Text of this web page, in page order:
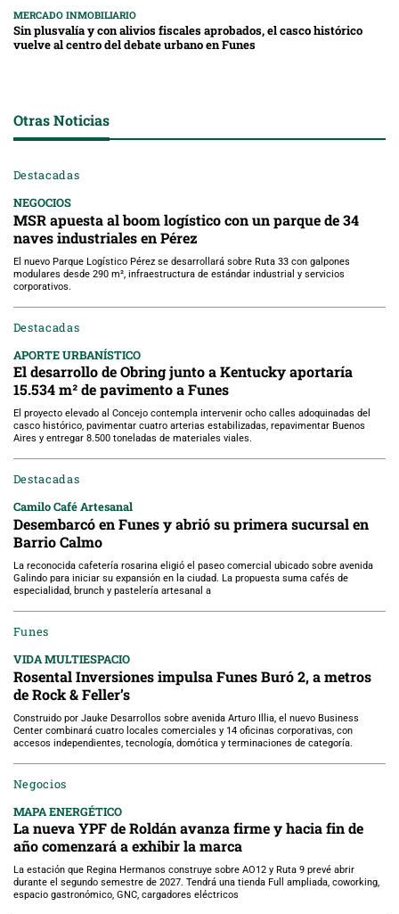
MERCADO INMOBILIARIO
Sin plusvalía y con alivios fiscales aprobados, el casco histórico
vuelve al centro del debate urbano en Funes
Otras Noticias
Destacadas
NEGOCIOS
MSR apuesta al boom logístico con un parque de 34
naves industriales en Pérez
El nuevo Parque Logístico Pérez se desarrollará sobre Ruta 33 con galpones
modulares desde 290 m², infraestructura de estándar industrial y servicios
corporativos.
Destacadas
APORTE URBANÍSTICO
El desarrollo de Obring junto a Kentucky aportaría
15.534 m² de pavimento a Funes
El proyecto elevado al Concejo contempla intervenir ocho calles adoquinadas del
casco histórico, pavimentar cuatro arterias estabilizadas, repavimentar Buenos
Aires y entregar 8.500 toneladas de materiales viales.
Destacadas
Camilo Café Artesanal
Desembarcó en Funes y abrió su primera sucursal en
Barrio Calmo
La reconocida cafetería rosarina eligió el paseo comercial ubicado sobre avenida
Galindo para iniciar su expansión en la ciudad. La propuesta suma cafés de
especialidad, brunch y pastelería artesanal a
Funes
VIDA MULTIESPACIO
Rosental Inversiones impulsa Funes Buró 2, a metros
de Rock & Feller’s
Construido por Jauke Desarrollos sobre avenida Arturo Illia, el nuevo Business
Center combinará cuatro locales comerciales y 14 oficinas corporativas, con
accesos independientes, tecnología, domótica y terminaciones de categoría.
Negocios
MAPA ENERGÉTICO
La nueva YPF de Roldán avanza firme y hacia fin de
año comenzará a exhibir la marca
La estación que Regina Hermanos construye sobre AO12 y Ruta 9 prevé abrir
durante el segundo semestre de 2027. Tendrá una tienda Full ampliada, coworking,
espacio gastronómico, GNC, cargadores eléctricos